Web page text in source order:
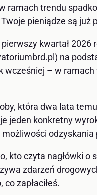
ramach trendu
pieniądze są już
kwartał
na
wcześniej – w
która dwa lata
jeden konkretny
odzyskania
kto czyta nagłówki
zdarzeń
zapłaciłeś.